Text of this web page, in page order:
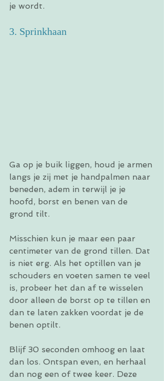
je wordt.
3. Sprinkhaan
Ga op je buik liggen, houd je armen
langs je zij met je handpalmen naar
beneden, adem in terwijl je je
hoofd, borst en benen van de
grond tilt.
Misschien kun je maar een paar
centimeter van de grond tillen. Dat
is niet erg. Als het optillen van je
schouders en voeten samen te veel
is, probeer het dan af te wisselen
door alleen de borst op te tillen en
dan te laten zakken voordat je de
benen optilt.
Blijf 30 seconden omhoog en laat
dan los. Ontspan even, en herhaal
dan nog een of twee keer. Deze